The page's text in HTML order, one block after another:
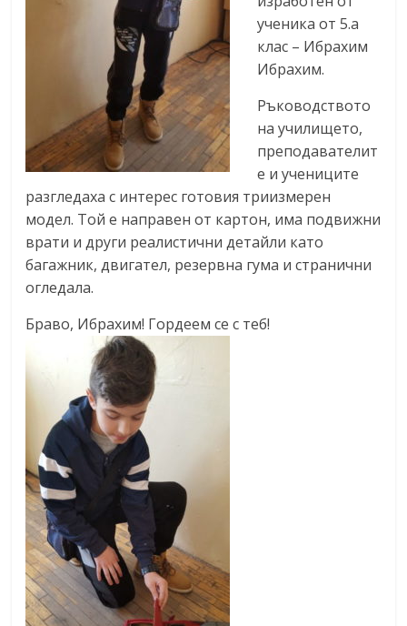
ученика от 5.а
клас – Ибрахим
Ибрахим.
Ръководството
на училището,
преподавателит
е и учениците
разгледаха с интерес готовия триизмерен
модел. Той е направен от картон, има подвижни
врати и други реалистични детайли като
багажник, двигател, резервна гума и странични
огледала.
Браво, Ибрахим! Гордеем се с теб!